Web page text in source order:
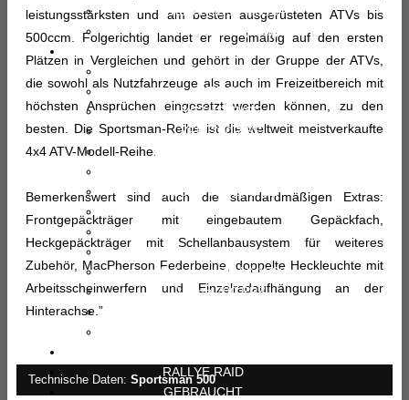
Traxter HD5 - HD10
Traxter HD11 (Max)
Yamaha ATV Modelle
YFZ 50
YFZ 450R/SE
YFM 700R/SE
YFM 700 (Super Rallye)
Kodiak 700 EPS/SE
UMX AC (Elektro)
Wolverine X4 (X2)
Wolverine RMAX 1000
Viking 700 EPS
RALLYE RAID
GEBRAUCHT
leistungsstärksten und am besten ausgerüsteten ATVs bis
500ccm. Folgerichtig landet er regelmäßig auf den ersten
Plätzen in Vergleichen und gehört in der Gruppe der ATVs,
die sowohl als Nutzfahrzeuge als auch im Freizeitbereich mit
höchsten Ansprüchen eingesetzt werden können, zu den
besten. Die Sportsman-Reihe ist die weltweit meistverkaufte
4x4 ATV-Modell-Reihe.
Bemerkenswert sind auch die standardmäßigen Extras:
Frontgepäckträger mit eingebautem Gepäckfach,
Heckgepäckträger mit Schellanbausystem für weiteres
Zubehör, MacPherson Federbeine, doppelte Heckleuchte mit
Arbeitsscheinwerfern und Einzelradaufhängung an der
Hinterachse.”
Technische Daten: Sportsman 500